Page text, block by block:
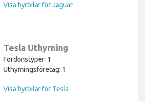
Visa hyrbilar för Jaguar
Tesla Uthyrning
Fordonstyper: 1
Uthyrningsföretag: 1
Visa hyrbilar för Tesla